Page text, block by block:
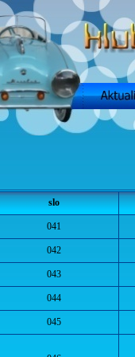
slo
041
042
043
044
045